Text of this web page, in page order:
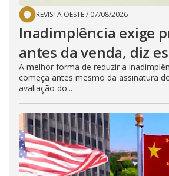
REVISTA OESTE/ 07/08/2026
Inadimplência exige
antes da venda, diz
A melhor forma de reduzir a
começa antes mesmo da assinatura
avaliação do...